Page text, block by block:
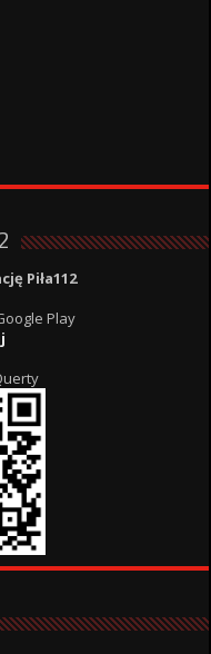
Piła112
Play